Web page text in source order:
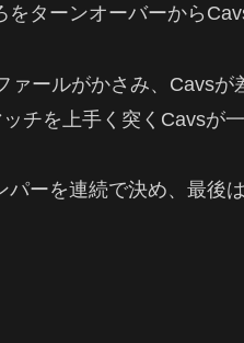
ターンオーバーから
ールがかさみ、Cavsが
チを上手く突くCavsが
ーを連続で決め、最後